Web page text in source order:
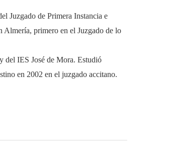
Juzgado de Primera Instancia e
Almería, primero en el Juzgado de lo
del IES José de Mora. Estudió
en 2002 en el juzgado accitano.